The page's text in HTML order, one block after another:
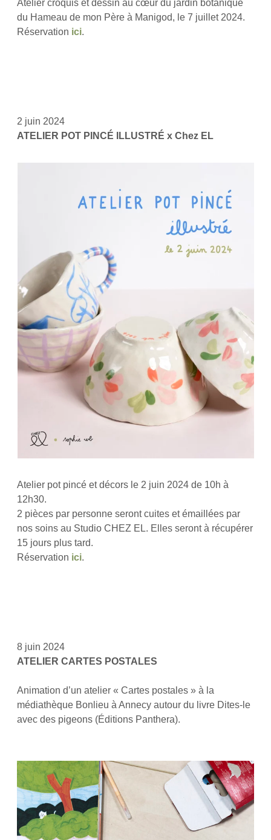
Atelier croquis et dessin au cœur du jardin botanique
du Hameau de mon Père à Manigod, le 7 juillet 2024.
Réservation ici.
2 juin 2024
ATELIER POT PINCÉ ILLUSTRÉ x Chez EL
Atelier pot pincé et décors le 2 juin 2024 de 10h à
12h30.
2 pièces par personne seront cuites et émaillées par
nos soins au Studio CHEZ EL. Elles seront à récupérer
15 jours plus tard.
Réservation ici.
8 juin 2024
ATELIER CARTES POSTALES
Animation d’un atelier « Cartes postales » à la
médiathèque Bonlieu à Annecy autour du livre Dites-le
avec des pigeons (Éditions Panthera).